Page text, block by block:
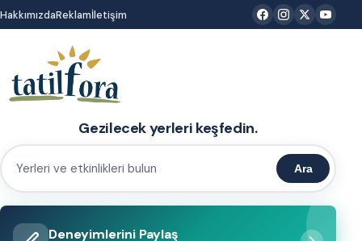
İçeriğe
atla
HakkımızdaReklamİletişim
Gezilecek yerleri keşfedin.
Yerleri
etkinlikleri
Ara
Deneyimlerini Paylaş